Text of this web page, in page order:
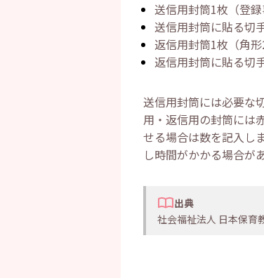
送信用封筒1枚（登
送信用封筒に貼る切
返信用封筒1枚（角形
返信用封筒に貼る切
送信用封筒には必要な
用・返信用の封筒には
せる場合は数を記入し
し時間がかかる場合が
出典
社会福祉法人 日本保育